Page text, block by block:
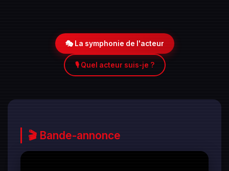
🎭 La symphonie de l'acteur
🎙️ Quel acteur suis-je ?
🎬 Bande-annonce